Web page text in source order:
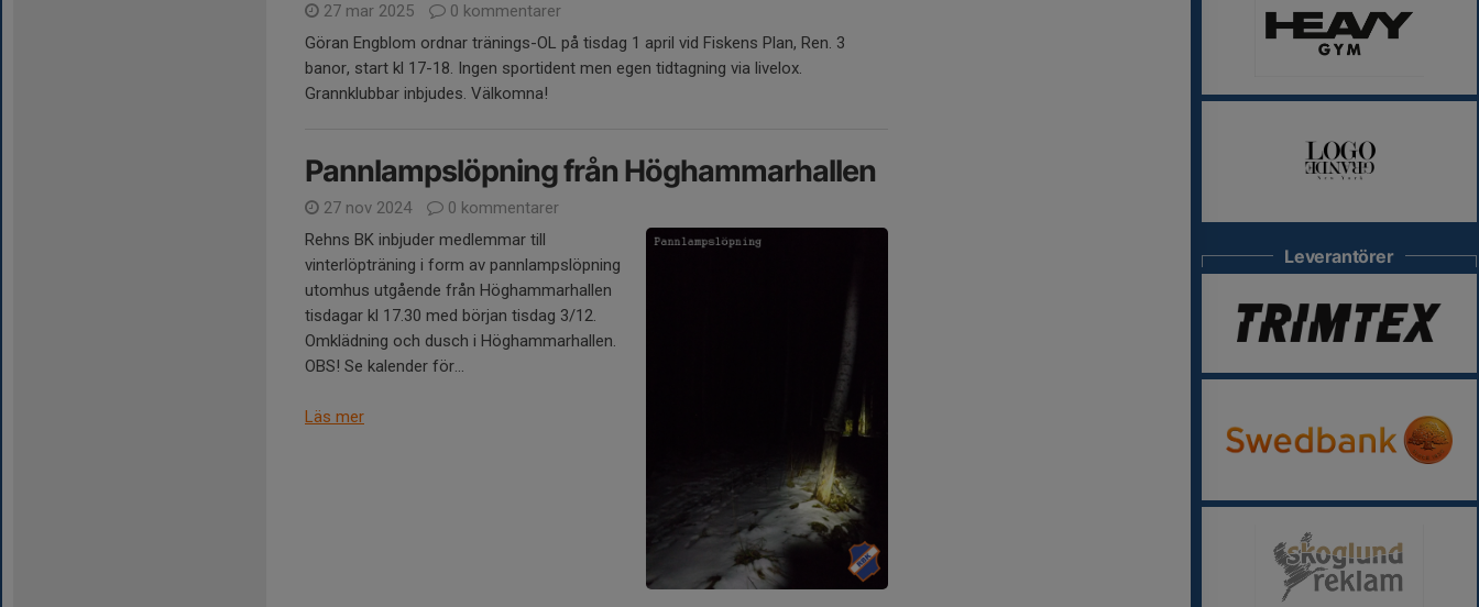
27 mar 2025
0 kommentarer
Göran Engblom ordnar tränings-OL på tisdag 1 april vid Fiskens Plan, Ren. 3
banor, start kl 17-18. Ingen sportident men egen tidtagning via livelox.
Grannklubbar inbjudes. Välkomna!
Pannlampslöpning från Höghammarhallen
27 nov 2024
0 kommentarer
Rehns BK inbjuder medlemmar till
vinterlöpträning i form av pannlampslöpning
utomhus utgående från Höghammarhallen
tisdagar kl 17.30 med början tisdag 3/12.
Omklädning och dusch i Höghammarhallen.
OBS! Se kalender för...
Läs mer
Leverantörer